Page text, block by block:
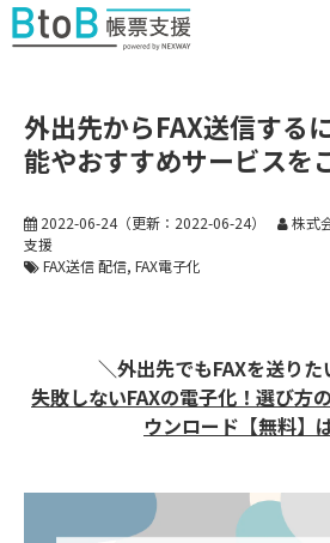
導入事例
料金プラン
セミナー・イベン
外出先からFAX送信する
能やおすすめサービスを
2022-06-24（更新： 2022-06-24）
株式
支援
FAX送信 配信 FAX電子化
＼外出先でもFAXを送り
失敗しないFAXの電子化！ 選び方
ウンロード【無料】